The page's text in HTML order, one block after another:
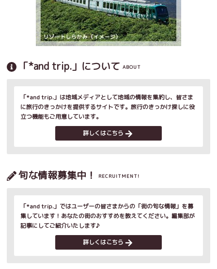
「*and trip.」について ABOUT
「*and trip.」は地域メディアとして地域の情報を集約し、皆さま
に旅行のきっかけを提供するサイトです。旅行のきっかけ探しに役
立つ機能もご用意しています。
詳しくはこちら
旬な情報募集中！ RECRUITMENT!
「*and trip.」ではユーザーの皆さまからの「街の旬な情報」を募
集しています！あなたの街のおすすめを教えてください。編集部が
記事にしてご紹介いたします♪
詳しくはこちら